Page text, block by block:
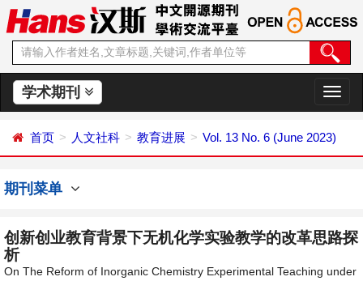
学术期刊
切
换
航
首页 人文社科 教育进展 Vol. 13 No. 6 (June 2023)
期刊菜单
创新创业教育背景下无机化学实验教学的改革思路探
析
On The Reform of Inorganic Chemistry Experimental Teaching under